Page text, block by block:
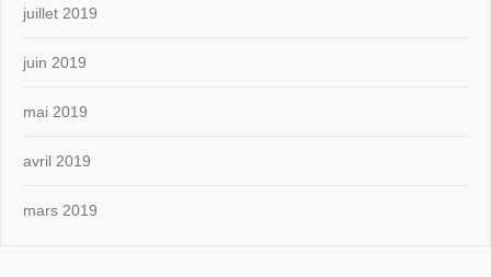
juillet 2019
juin 2019
mai 2019
avril 2019
mars 2019